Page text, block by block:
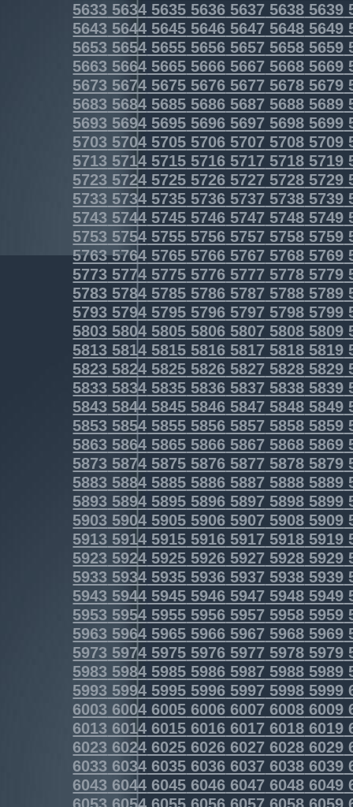
5633 5634 5635 5636 5637 5638 5639
5643 5644 5645 5646 5647 5648 5649
5653 5654 5655 5656 5657 5658 5659
5663 5664 5665 5666 5667 5668 5669
5673 5674 5675 5676 5677 5678 5679
5683 5684 5685 5686 5687 5688 5689
5693 5694 5695 5696 5697 5698 5699
5703 5704 5705 5706 5707 5708 5709
5713 5714 5715 5716 5717 5718 5719
5723 5724 5725 5726 5727 5728 5729
5733 5734 5735 5736 5737 5738 5739
5743 5744 5745 5746 5747 5748 5749
5753 5754 5755 5756 5757 5758 5759
57635764 5765 5766 5767 5768 5769
5773 5774 5775 5776 5777 5778 5779
5783 5784 5785 5786 5787 5788 5789
5793 5794 5795 5796 5797 5798 5799
5803 5804 5805 5806 5807 5808 5809
5813 5814 5815 5816 5817 5818 5819
5823 5824 5825 5826 5827 5828 5829
5833 5834 5835 5836 5837 5838 5839
5843 5844 5845 5846 5847 5848 5849
5853 5854 5855 5856 5857 5858 5859
5863 5864 5865 5866 5867 5868 5869
5873 5874 5875 5876 5877 5878 5879
5883 5884 5885 5886 5887 5888 5889
5893 5894 5895 5896 5897 5898 5899
5903 5904 5905 5906 5907 5908 5909
5913 5914 5915 5916 5917 5918 5919
5923 5924 5925 5926 5927 5928 5929
5933 5934 5935 5936 5937 5938 5939
5943 5944 5945 5946 5947 5948 5949
5953 5954 5955 5956 5957 5958 5959
5963 5964 5965 5966 5967 5968 5969
5973 5974 5975 5976 5977 5978 5979
5983 5984 5985 5986 5987 5988 5989
5993 5994 5995 5996 5997 5998 5999
6003 6004 6005 6006 6007 6008 6009
6013 6014 6015 6016 6017 6018 6019
6023 6024 6025 6026 6027 6028 6029
6033 6034 6035 6036 6037 6038 6039
6043 6044 6045 6046 6047 6048 6049